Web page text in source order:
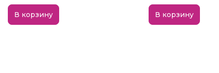
В корзину В корзину